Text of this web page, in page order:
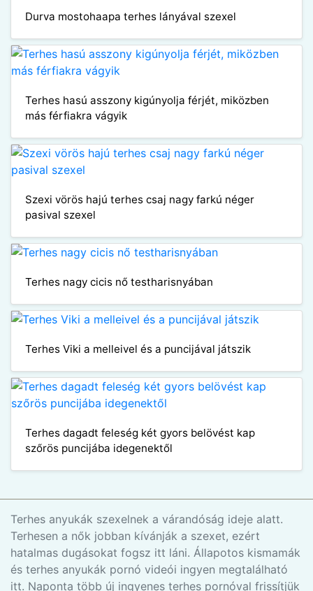
Durva mostohaapa terhes lányával szexel
Terhes hasú asszony kigúnyolja férjét, miközben
más férfiakra vágyik
Szexi vörös hajú terhes csaj nagy farkú néger
pasival szexel
Terhes nagy cicis nő testharisnyában
Terhes Viki a melleivel és a puncijával játszik
Terhes dagadt feleség két gyors belövést kap
szőrös puncijába idegenektől
Terhes anyukák szexelnek a várandóság ideje alatt.
Terhesen a nők jobban kívánják a szexet, ezért
hatalmas dugásokat fogsz itt láni. Állapotos kismamák
és terhes anyukák pornó videói ingyen megtalálható
itt. Naponta több új ingyenes terhes pornóval frissítjük